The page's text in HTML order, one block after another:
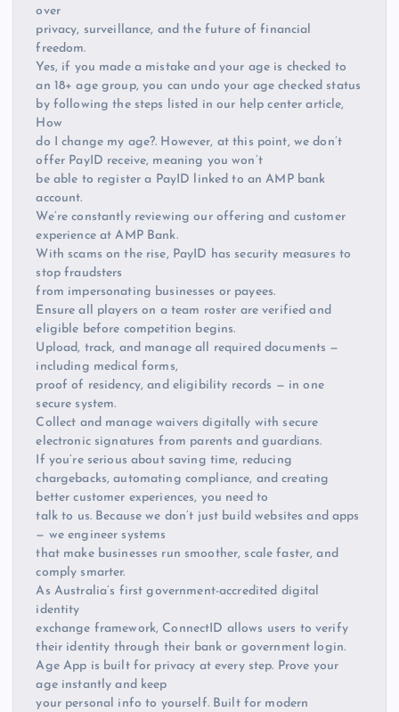
over
privacy, surveillance, and the future of financial
freedom.
Yes, if you made a mistake and your age is checked to
an 18+ age group, you can undo your age checked status
by following the steps listed in our help center article,
How
do I change my age?. However, at this point, we don’t
offer PayID receive, meaning you won’t
be able to register a PayID linked to an AMP bank
account.
We’re constantly reviewing our offering and customer
experience at AMP Bank.
With scams on the rise, PayID has security measures to
stop fraudsters
from impersonating businesses or payees.
Ensure all players on a team roster are verified and
eligible before competition begins.
Upload, track, and manage all required documents —
including medical forms,
proof of residency, and eligibility records — in one
secure system.
Collect and manage waivers digitally with secure
electronic signatures from parents and guardians.
If you’re serious about saving time, reducing
chargebacks, automating compliance, and creating
better customer experiences, you need to
talk to us. Because we don’t just build websites and apps
— we engineer systems
that make businesses run smoother, scale faster, and
comply smarter.
As Australia’s first government-accredited digital
identity
exchange framework, ConnectID allows users to verify
their identity through their bank or government login.
Age App is built for privacy at every step. Prove your
age instantly and keep
your personal info to yourself. Built for modern